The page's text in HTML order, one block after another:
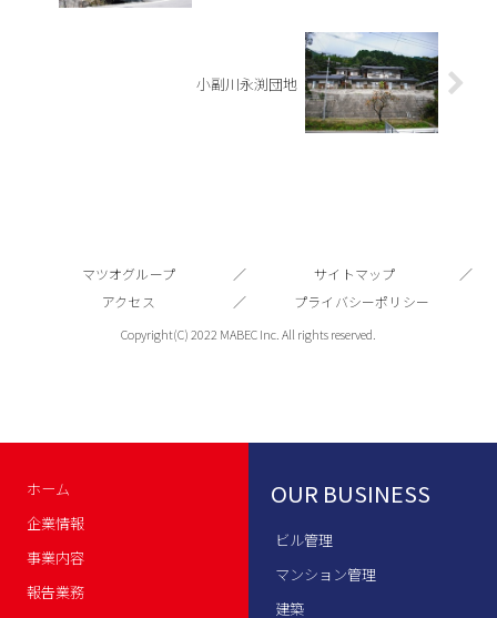
小副川永渕団地
マツオグループ
サイトマップ
アクセス
プライバシーポリシー
Copyright(C) 2022 MABEC Inc. All rights reserved.
ホーム
企業情報
事業内容
報告業務
OUR BUSINESS
ビル管理
マンション管理
建築